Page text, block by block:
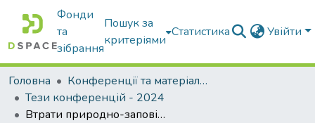
Фонди
та
зібрання
Пошук за
критеріями
Статистика Увійти
Головна
Конференції та матеріали конференцій
Тези конференцій - 2024
Втрати природно-заповідного фонду України внаслідок російського військового вторгнення